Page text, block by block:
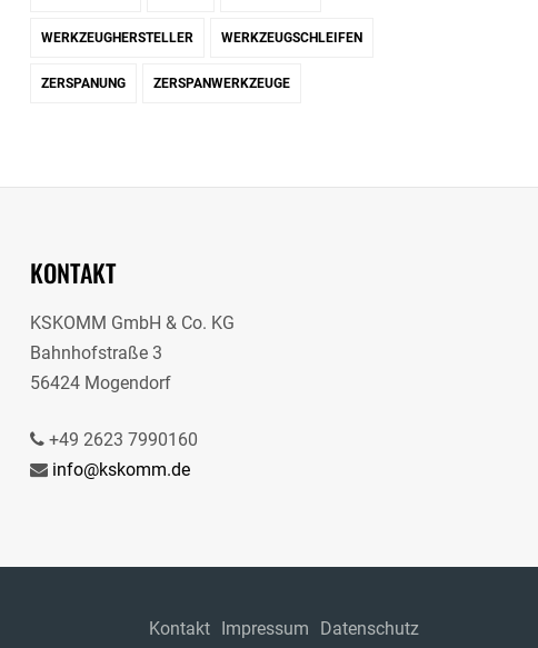
WERKZEUGHERSTELLER WERKZEUGSCHLEIFEN
ZERSPANUNG ZERSPANWERKZEUGE
KONTAKT
KSKOMM GmbH & Co. KG
Bahnhofstraße 3
56424 Mogendorf
+49 2623 7990160
info@kskomm.de
Kontakt Impressum Datenschutz